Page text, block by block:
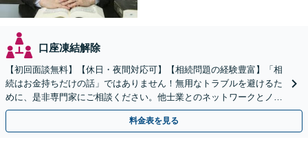
口座凍結解除
【初回面談無料】【休日・夜間対応可】【相続問題の経験豊富】「相
続はお金持ちだけの話」ではありません！無用なトラブルを避けるた
めに、是非専門家にご相談ください。他士業とのネットワークとノウ
ハウを駆使して最後まで寄り添ってサポートします。
料金表を見る